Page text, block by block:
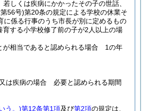
若しくは疾病にかかったその子の世話、
56号)第20条の規定による学校の休業そ
係る行事のうち市長が別に定めるもの
育する小学校修了前の子が2人以上の場
が相当であると認められる場合 1の年
は疾病の場合 必要と認められる期間
う。)第12条第1項及び第2項の規定は、